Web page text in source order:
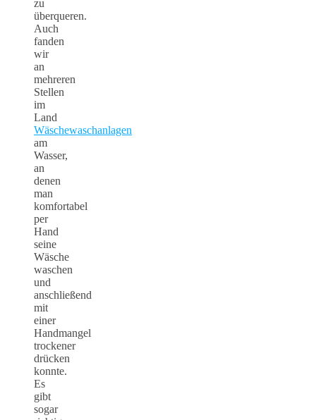
zu
überqueren.
Auch
fanden
wir
an
mehreren
Stellen
im
Land
Wäschewaschanlagen
am
Wasser,
an
denen
man
komfortabel
per
Hand
seine
Wäsche
waschen
und
anschließend
mit
einer
Handmangel
trockener
drücken
konnte.
Es
gibt
sogar